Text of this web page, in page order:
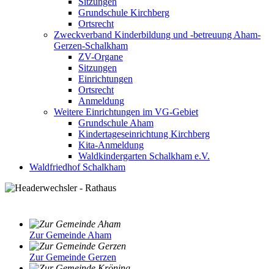
Grundschule Kirchberg
Ortsrecht
Zweckverband Kinderbildung und -betreuung Aham-
Gerzen-Schalkham
ZV-Organe
Sitzungen
Einrichtungen
Ortsrecht
Anmeldung
Weitere Einrichtungen im VG-Gebiet
Grundschule Aham
Kindertageseinrichtung Kirchberg
Kita-Anmeldung
Waldkindergarten Schalkham e.V.
Waldfriedhof Schalkham
Zur Gemeinde Aham
Zur Gemeinde Gerzen